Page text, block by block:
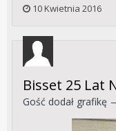
10 Kwietnia 2016
Bisset 25 Lat
Gość dodał grafikę